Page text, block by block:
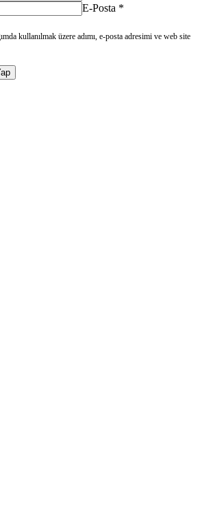
E-Posta *
kullanılmak üzere adımı, e-posta adresimi ve web site